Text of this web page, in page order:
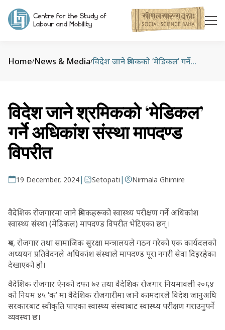
Home/News & Media/ विदेश जाने श्रमिकको ‘मेडिकल’ गर्ने अधिकांश संस्था मापदण्ड विपरीत
विदेश जाने श्रमिकको ‘मेडिकल’
गर्ने अधिकांश संस्था मापदण्ड
विपरीत
19 December, 2024| Setopati | Nirmala Ghimire
वैदेशिक रोजगारमा जाने श्रमिकहरूको स्वास्थ्य परीक्षण गर्ने अधिकांश
स्वास्थ्य संस्था (मेडिकल) मापदण्ड विपरीत भेटिएका छन्।
श्रम, रोजगार तथा सामाजिक सुरक्षा मन्त्रालयले गठन गरेको एक कार्यदलको
अध्ययन प्रतिवेदनले अधिकांश संस्थाले मापदण्ड पूरा नगरी सेवा दिइरहेका
देखाएको हो।
वैदेशिक रोजगार ऐनको दफा ७२ तथा वैदेशिक रोजगार नियमावली २०६४
को नियम ४५ ‘क’ मा वैदेशिक रोजगारीमा जाने कामदारले विदेश जानुअघि
सरकारबाट स्वीकृति पाएका स्वास्थ्य संस्थाबाट स्वास्थ्य परीक्षण गराउनुपर्ने
व्यवस्था छ।